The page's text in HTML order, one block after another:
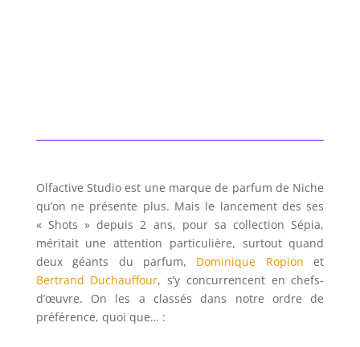
Olfactive Studio est une marque de parfum de Niche
qu’on ne présente plus. Mais le lancement des ses
« Shots » depuis 2 ans, pour sa collection Sépia,
méritait une attention particulière, surtout quand
deux géants du parfum, Dominique Ropion et
Bertrand Duchauffour, s’y concurrencent en chefs-
d’œuvre. On les a classés dans notre ordre de
préférence, quoi que… :